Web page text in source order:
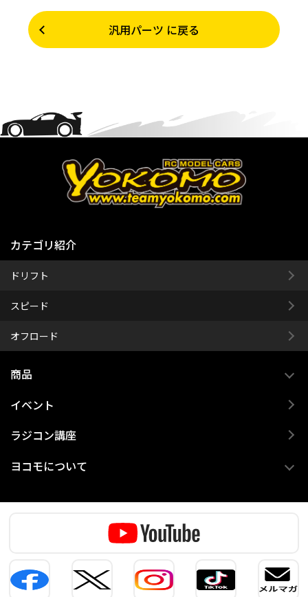
汎用パーツ に戻る
カテゴリ紹介
ドリフト
スピード
オフロード
商品
イベント
ラジコン講座
ヨコモについて